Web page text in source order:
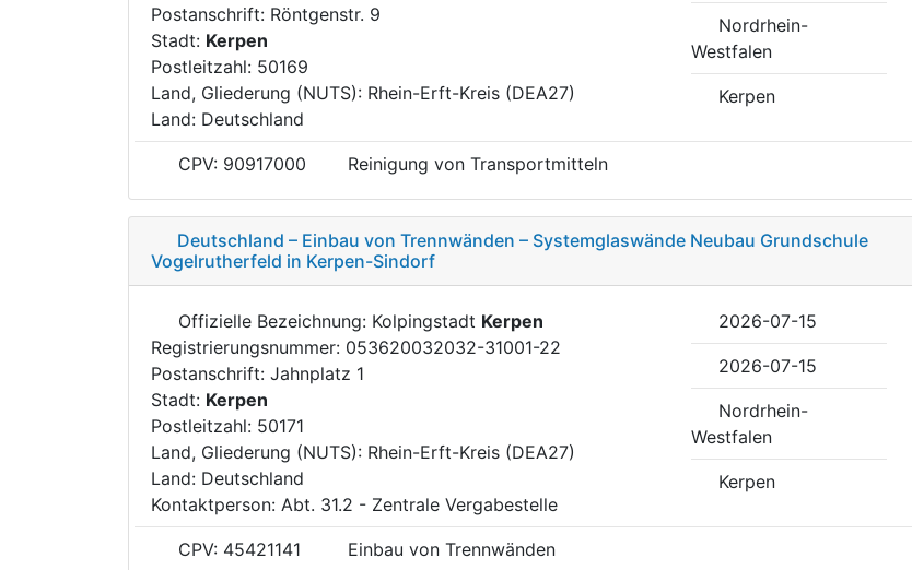
Postanschrift: Röntgenstr. 9
Stadt: Kerpen
Postleitzahl: 50169
Land, Gliederung (NUTS): Rhein-Erft-Kreis (DEA27)
Land: Deutschland
Nordrhein-
Westfalen
Kerpen
CPV: 90917000 Reinigung von Transportmitteln
Deutschland – Einbau von Trennwänden – Systemglaswände Neubau Grundschule
Vogelrutherfeld in Kerpen-Sindorf
Offizielle Bezeichnung: Kolpingstadt Kerpen
Registrierungsnummer: 053620032032-31001-22
Postanschrift: Jahnplatz 1
Stadt: Kerpen
Postleitzahl: 50171
Land, Gliederung (NUTS): Rhein-Erft-Kreis (DEA27)
Land: Deutschland
Kontaktperson: Abt. 31.2 - Zentrale Vergabestelle
2026-07-15
2026-07-15
Nordrhein-
Westfalen
Kerpen
CPV: 45421141 Einbau von Trennwänden